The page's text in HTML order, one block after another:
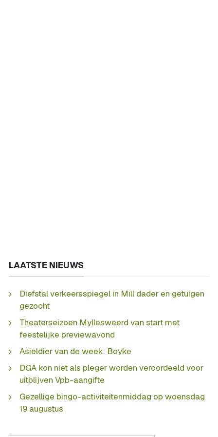
LAATSTE NIEUWS
Diefstal verkeersspiegel in Mill dader en getuigen
gezocht
Theaterseizoen Myllesweerd van start met
feestelijke previewavond
Asieldier van de week: Boyke
DGA kon niet als pleger worden veroordeeld voor
uitblijven Vpb-aangifte
Gezellige bingo-activiteitenmiddag op woensdag
19 augustus